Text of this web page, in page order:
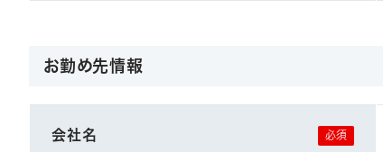
お勤め先情報
会社名